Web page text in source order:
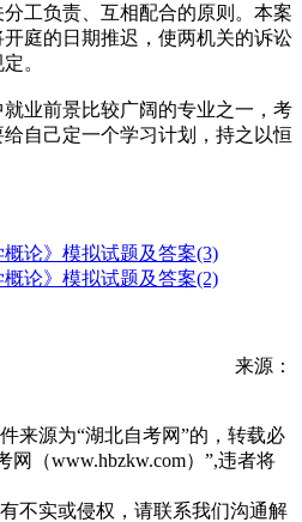
工负责、互相配合的原则。本案
庭的日期推迟，使两机关的诉讼
。
业前景比较广阔的专业之一，考
自己定一个学习计划，持之以恒
论》模拟试题及答案(3)
论》模拟试题及答案(2)
来源：
来源为“湖北自考网”的，转载必
网（www.hbzkw.com）”,违者将
不实或侵权，请联系我们沟通解